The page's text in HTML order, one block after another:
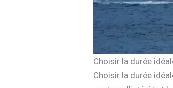
Choisir la durée
Choisir la durée